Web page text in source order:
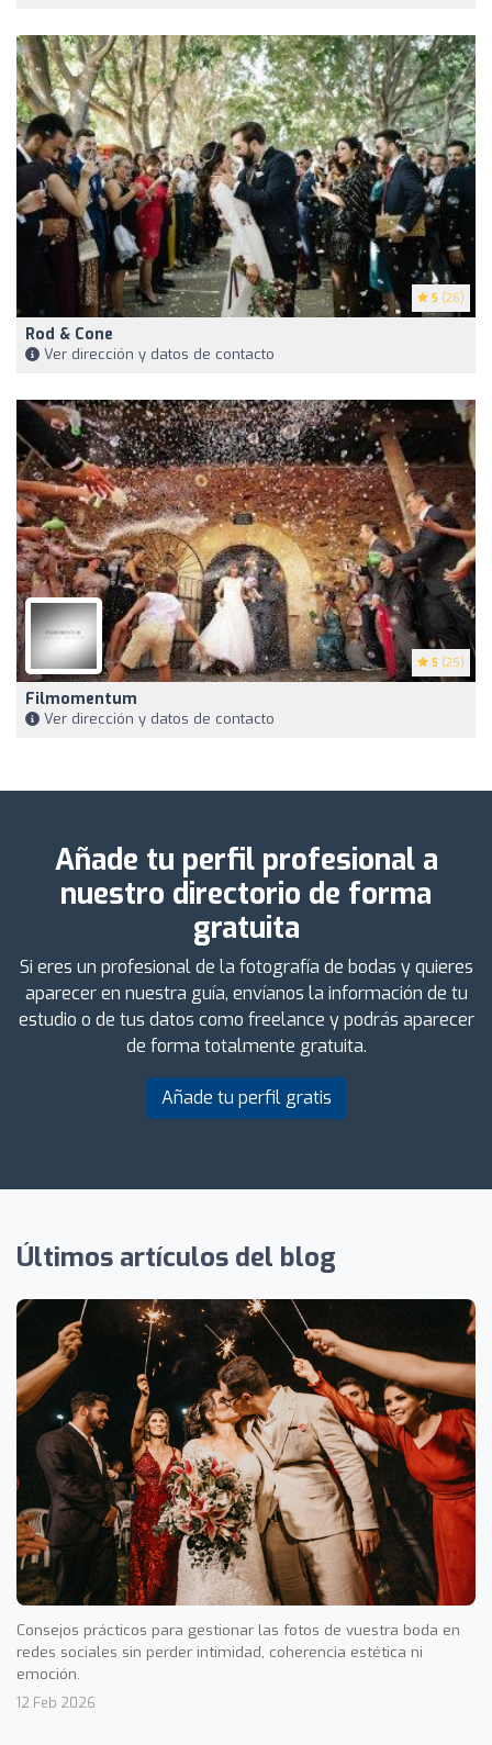
5 (26)
Rod & Cone
Ver dirección y datos de contacto
5 (25)
Filmomentum
Ver dirección y datos de contacto
Añade tu perfil profesional a
nuestro directorio de forma
gratuita
Si eres un profesional de la fotografía de bodas y quieres
aparecer en nuestra guía, envíanos la información de tu
estudio o de tus datos como freelance y podrás aparecer
de forma totalmente gratuita.
Añade tu perfil gratis
Últimos artículos del blog
Consejos prácticos para gestionar las fotos de vuestra boda en
redes sociales sin perder intimidad, coherencia estética ni
emoción.
12 Feb 2026